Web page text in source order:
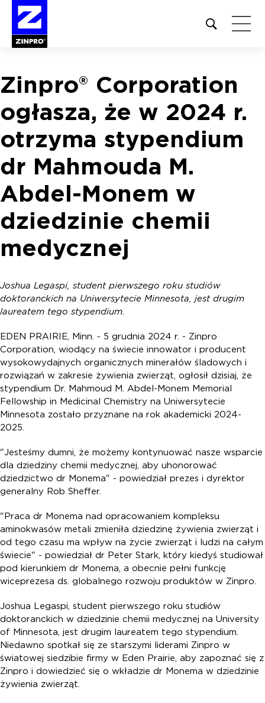
Open
site
Szukaj:
Zinpro® Corporation
ogłasza, że w 2024 r.
otrzyma stypendium
dr Mahmouda M.
Abdel-Monem w
dziedzinie chemii
medycznej
Joshua Legaspi, student pierwszego roku studiów
doktoranckich na Uniwersytecie Minnesota, jest drugim
laureatem tego stypendium.
EDEN PRAIRIE, Minn. - 5 grudnia 2024 r. - Zinpro
Corporation, wiodący na świecie innowator i producent
wysokowydajnych organicznych minerałów śladowych i
rozwiązań w zakresie żywienia zwierząt, ogłosił dzisiaj, że
stypendium Dr. Mahmoud M. Abdel-Monem Memorial
Fellowship in Medicinal Chemistry na Uniwersytecie
Minnesota zostało przyznane na rok akademicki 2024-
2025.
"Jesteśmy dumni, że możemy kontynuować nasze wsparcie
dla dziedziny chemii medycznej, aby uhonorować
dziedzictwo dr Monema" - powiedział prezes i dyrektor
generalny Rob Sheffer.
"Praca dr Monema nad opracowaniem kompleksu
aminokwasów metali zmieniła dziedzinę żywienia zwierząt i
od tego czasu ma wpływ na życie zwierząt i ludzi na całym
świecie" - powiedział dr Peter Stark, który kiedyś studiował
pod kierunkiem dr Monema, a obecnie pełni funkcję
wiceprezesa ds. globalnego rozwoju produktów w Zinpro.
Joshua Legaspi, student pierwszego roku studiów
doktoranckich w dziedzinie chemii medycznej na University
of Minnesota, jest drugim laureatem tego stypendium.
Niedawno spotkał się ze starszymi liderami Zinpro w
światowej siedzibie firmy w Eden Prairie, aby zapoznać się z
Zinpro i dowiedzieć się o wkładzie dr Monema w dziedzinie
żywienia zwierząt.